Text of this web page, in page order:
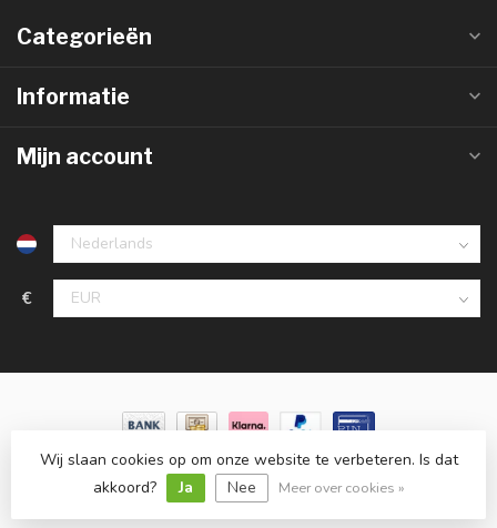
Categorieën
Informatie
Mijn account
€
© Copyright 2026 LedlampGrosshandel.de- Powered by
Lightspeed
Lightspeed designbyDyvelopment
Wij slaan cookies op om onze website te verbeteren. Is dat
akkoord?
Ja Nee Meer over cookies »